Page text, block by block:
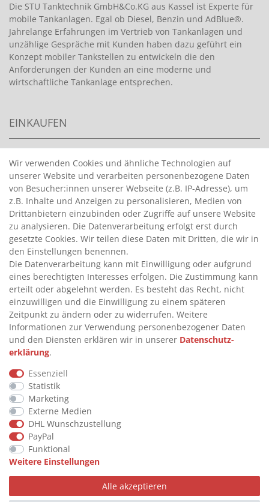
Die STU Tanktechnik GmbH&Co.KG aus Kassel ist Experte für
mobile Tankanlagen. Egal ob Diesel, Benzin und AdBlue®.
Jahrelange Erfahrungen im Vertrieb von Tankanlagen und
unzählige Gespräche mit Kunden haben dazu geführt ein
Konzept mobiler Tankstellen zu entwickeln die den
Anforderungen der Kunden an eine moderne und
wirtschaftliche Tankanlage entsprechen.
EINKAUFEN
HANDPUMPEN FÜR BENZIN
>
HANDPUMPEN FÜR ÖLE
>
TANKANLAGEN
>
ADBLUE® BETANKUNG
INFORMATIONEN
>
FAQ
>
VERTRAG WIDERRUFEN
>
WIDERRUFSRECHT
>
WIDERRUFSFORMULAR
IMPRESSUM
>
DATENSCHUTZERKLÄRUNG
>
AGB
>
KONTAKT
© Copyright 2026 by STU Tanktechnik
Alle Rechte vorbehalten.
Wir verwenden Cookies und ähnliche Technologien auf
unserer Website und verarbeiten personenbezogene Daten
von Besucher:innen unserer Webseite (z.B. IP-Adresse), um
z.B. Inhalte und Anzeigen zu personalisieren, Medien von
Drittanbietern einzubinden oder Zugriffe auf unsere Website
zu analysieren. Die Datenverarbeitung erfolgt erst durch
gesetzte Cookies. Wir teilen diese Daten mit Dritten, die wir in
den Einstellungen benennen.
Die Datenverarbeitung kann mit Einwilligung oder aufgrund
eines berechtigten Interesses erfolgen. Die Zustimmung kann
erteilt oder abgelehnt werden. Es besteht das Recht, nicht
einzuwilligen und die Einwilligung zu einem späteren
Zeitpunkt zu ändern oder zu widerrufen. Weitere
Informationen zur Verwendung personenbezogener Daten
und den Diensten erklären wir in unserer Daten­schutz­
erklärung.
Essenziell
Statistik
Marketing
Externe Medien
DHL Wunschzustellung
PayPal
Funktional
Weitere Einstellungen
Alle akzeptieren